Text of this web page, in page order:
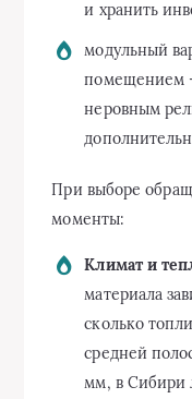
и хранить
модульный
помещением
неровным
При выборе
моменты:
Климат и
материала
сколько
средней
мм, в Сибири